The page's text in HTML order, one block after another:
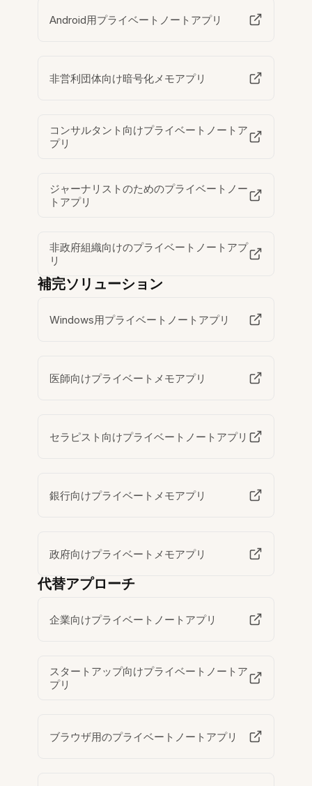
Android用プライベートノートアプリ
非営利団体向け暗号化メモアプリ
コンサルタント向けプライベートノートア
プリ
ジャーナリストのためのプライベートノー
トアプリ
非政府組織向けのプライベートノートアプ
リ
補完ソリューション
Windows用プライベートノートアプリ
医師向けプライベートメモアプリ
セラピスト向けプライベートノートアプリ
銀行向けプライベートメモアプリ
政府向けプライベートメモアプリ
代替アプローチ
企業向けプライベートノートアプリ
スタートアップ向けプライベートノートア
プリ
ブラウザ用のプライベートノートアプリ